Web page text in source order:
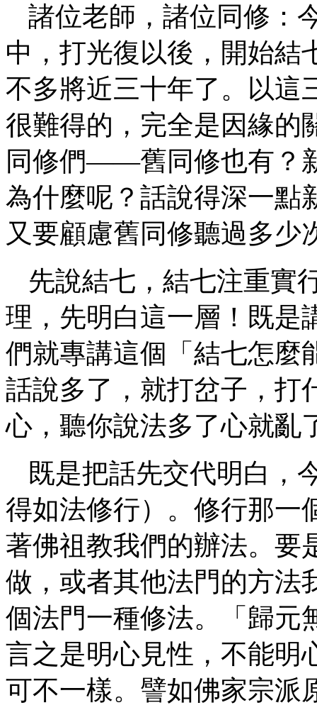
諸位老師，諸位同修：
中，打光復以後，開始結
不多將近三十年了。以這
很難得的，完全是因緣的
同修們——舊同修也有？
為什麼呢？話說得深一點
又要顧慮舊同修聽過多少
先說結七，結七注重實
理，先明白這一層！既是
們就專講這個「結七怎麼
話說多了，就打岔子，打
心，聽你說法多了心就亂
既是把話先交代明白，
得如法修行）。修行那一
著佛祖教我們的辦法。要
做，或者其他法門的方法
個法門一種修法。「歸元
言之是明心見性，不能明
可不一樣。譬如佛家宗派